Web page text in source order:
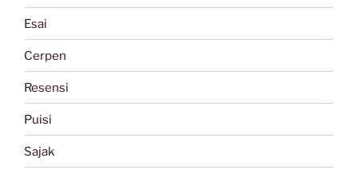
Esai
Cerpen
Resensi
Puisi
Sajak